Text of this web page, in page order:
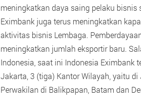
meningkatkan daya saing pelaku
Eximbank juga terus meningkatkan
aktivitas bisnis Lembaga.
meningkatkan jumlah eksportir baru.
Indonesia, saat ini Indonesia Eximbank
Jakarta, 3 (tiga) Kantor Wilayah, yaitu
Perwakilan di Balikpapan, Batam dan